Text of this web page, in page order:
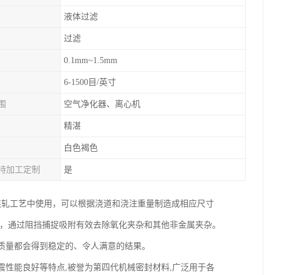
液体过滤
过滤
0.1mm~1.5mm
6-1500目/英寸
空气净化器、离心机
精湛
白色褐色
加工定制 是
工艺中使用，可以根据浇道和浇注重量制造成相应尺寸
过阻挡捕捉吸附有效去除氧化夹杂和其他非金属夹杂。
都会得到稳定的、令人满意的结果。
能良好等特点,被誉为第四代机械密封材料,广泛用于各